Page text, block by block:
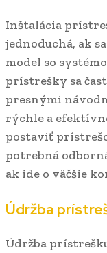
Inštalácia
jednoduchá, ak
model so
prístrešky sa
presnými
rýchle a
postaviť
potrebná
ak ide o väčšie
Údržba
Údržba